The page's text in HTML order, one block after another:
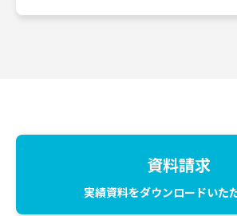
資料請求
実績資料をダウンロードいた